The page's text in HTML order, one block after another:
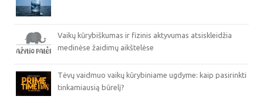
Vaikų kūrybiškumas ir fizinis aktyvumas atsiskleidžia
medinėse žaidimų aikštelėse
Tėvų vaidmuo vaikų kūrybiniame ugdyme: kaip pasirinkti
tinkamiausią būrelį?